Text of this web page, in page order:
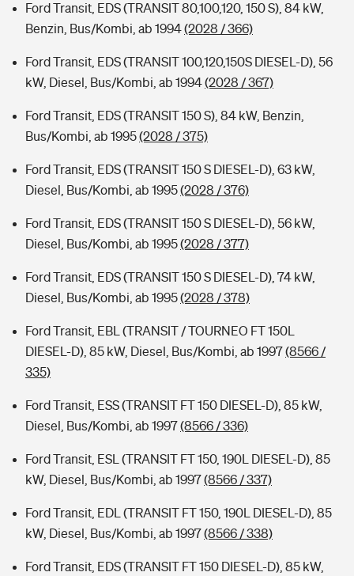
Ford Transit, EDS (TRANSIT 80,100,120, 150 S), 84 kW,
Benzin, Bus/Kombi, ab 1994(2028 / 366)
Ford Transit, EDS (TRANSIT 100,120,150S DIESEL-D), 56
kW, Diesel, Bus/Kombi, ab 1994(2028 / 367)
Ford Transit, EDS (TRANSIT 150 S), 84 kW, Benzin,
Bus/Kombi, ab 1995(2028 / 375)
Ford Transit, EDS (TRANSIT 150 S DIESEL-D), 63 kW,
Diesel, Bus/Kombi, ab 1995(2028 / 376)
Ford Transit, EDS (TRANSIT 150 S DIESEL-D), 56 kW,
Diesel, Bus/Kombi, ab 1995(2028 / 377)
Ford Transit, EDS (TRANSIT 150 S DIESEL-D), 74 kW,
Diesel, Bus/Kombi, ab 1995(2028 / 378)
Ford Transit, EBL (TRANSIT / TOURNEO FT 150L
DIESEL-D), 85 kW, Diesel, Bus/Kombi, ab 1997(8566 /
335)
Ford Transit, ESS (TRANSIT FT 150 DIESEL-D), 85 kW,
Diesel, Bus/Kombi, ab 1997(8566 / 336)
Ford Transit, ESL (TRANSIT FT 150, 190L DIESEL-D), 85
kW, Diesel, Bus/Kombi, ab 1997(8566 / 337)
Ford Transit, EDL (TRANSIT FT 150, 190L DIESEL-D), 85
kW, Diesel, Bus/Kombi, ab 1997(8566 / 338)
Ford Transit, EDS (TRANSIT FT 150 DIESEL-D), 85 kW,